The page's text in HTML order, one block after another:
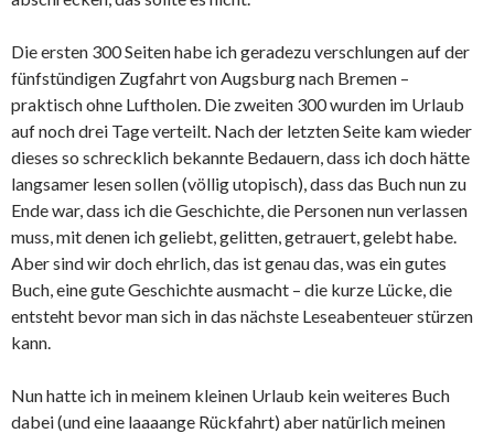
Die ersten 300 Seiten habe ich geradezu verschlungen auf der
fünfstündigen Zugfahrt von Augsburg nach Bremen –
praktisch ohne Luftholen. Die zweiten 300 wurden im Urlaub
auf noch drei Tage verteilt. Nach der letzten Seite kam wieder
dieses so schrecklich bekannte Bedauern, dass ich doch hätte
langsamer lesen sollen (völlig utopisch), dass das Buch nun zu
Ende war, dass ich die Geschichte, die Personen nun verlassen
muss, mit denen ich geliebt, gelitten, getrauert, gelebt habe.
Aber sind wir doch ehrlich, das ist genau das, was ein gutes
Buch, eine gute Geschichte ausmacht – die kurze Lücke, die
entsteht bevor man sich in das nächste Leseabenteuer stürzen
kann.
Nun hatte ich in meinem kleinen Urlaub kein weiteres Buch
dabei (und eine laaaange Rückfahrt) aber natürlich meinen